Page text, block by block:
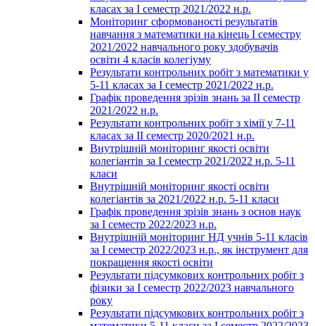
класах за І семестр 2021/2022 н.р.
Моніторинг сформованості результатів
навчання з математики на кінець І семестру
2021/2022 навчального року здобувачів
освіти 4 класів колегіуму
Результати контрольних робіт з математики у
5-11 класах за І семестр 2021/2022 н.р.
Графік проведення зрізів знань за ІІ семестр
2021/2022 н.р.
Результати контрольних робіт з хімії у 7-11
класах за ІІ семестр 2020/2021 н.р.
Внутрішній моніторинг якості освіти
колегіантів за І семестр 2021/2022 н.р. 5-11
класи
Внутрішній моніторинг якості освіти
колегіантів за 2021/2022 н.р. 5-11 класи
Графік проведення зрізів знань з основ наук
за І семестр 2022/2023 н.р.
Внутрішній моніторинг НД учнів 5-11 класів
за І семестр 2022/2023 н.р., як інструмент для
покращення якості освіти
Результати підсумкових контрольних робіт з
фізики за І семестр 2022/2023 навчального
року
Результати підсумкових контрольних робіт з